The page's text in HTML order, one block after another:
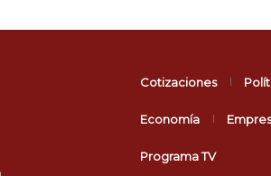
Cotizaciones
Economía
Programa TV